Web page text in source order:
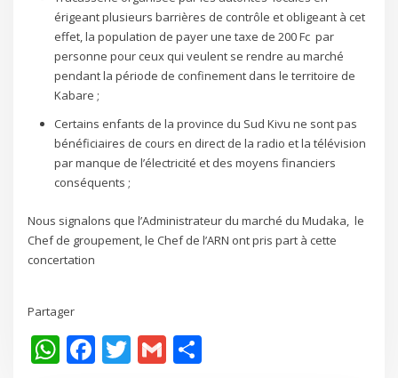
érigeant plusieurs barrières de contrôle et obligeant à cet
effet, la population de payer une taxe de 200 Fc par
personne pour ceux qui veulent se rendre au marché
pendant la période de confinement dans le territoire de
Kabare ;
Certains enfants de la province du Sud Kivu ne sont pas
bénéficiaires de cours en direct de la radio et la télévision
par manque de l’électricité et des moyens financiers
conséquents ;
Nous signalons que l’Administrateur du marché du Mudaka, le
Chef de groupement, le Chef de l’ARN ont pris part à cette
concertation
Partager
WhatsApp
Facebook
Twitter
Gmail